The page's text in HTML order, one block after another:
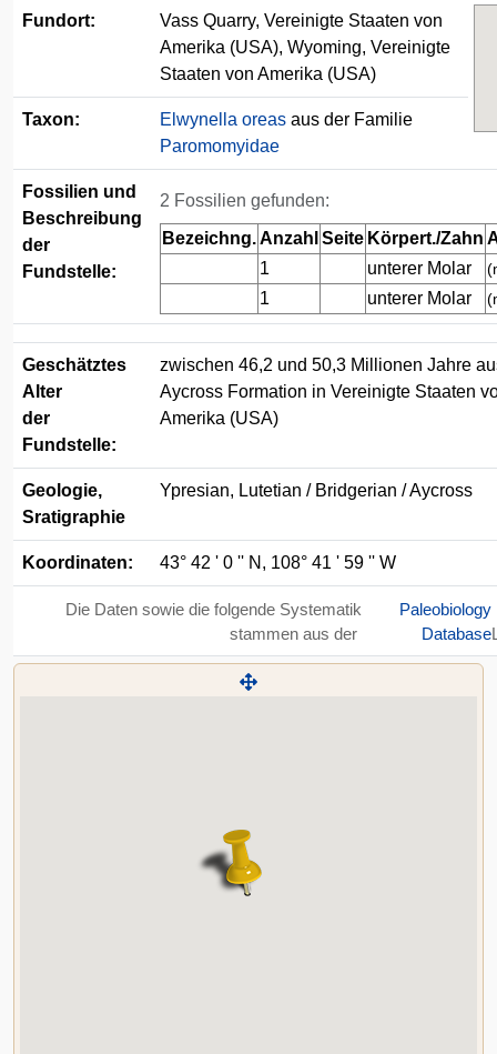
Fundort:
Vass Quarry, Vereinigte Staaten von
Amerika (USA), Wyoming, Vereinigte
Staaten von Amerika (USA)
Taxon: Elwynella oreas aus der Familie
Paromomyidae
Fossilien und
Beschreibung
der
Fundstelle:
2 Fossilien gefunden:
Bezeichng.Anzahl Seite Körpert./Zahn
1
unterer Molar
1 unterer Molar
Geschätztes
Alter
der
Fundstelle:
zwischen 46,2 und 50,3 Millionen Jahre
Aycross Formation in Vereinigte Staaten
Amerika (USA)
Geologie,
Sratigraphie
Ypresian, Lutetian / Bridgerian / Aycross
Koordinaten: 43° 42 ' 0 '' N, 108° 41 ' 59 '' W
Die Daten sowie die folgende Systematik
stammen aus der
Paleobiology
Database